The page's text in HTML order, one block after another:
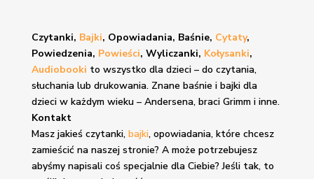
Czytanki, Bajki, Opowiadania, Baśnie, Cytaty,
Powiedzenia, Powieści, Wyliczanki, Kołysanki,
Audiobooki to wszystko dla dzieci – do czytania,
słuchania lub drukowania. Znane baśnie i bajkidla
dzieci w każdym wieku – Andersena, braci Grimm i inne.
Kontakt
Masz jakieś czytanki, bajki, opowiadania, które chcesz
zamieścić na naszej stronie? A może potrzebujesz
abyśmy napisali coś specjalnie dla Ciebie? Jeśli tak, to